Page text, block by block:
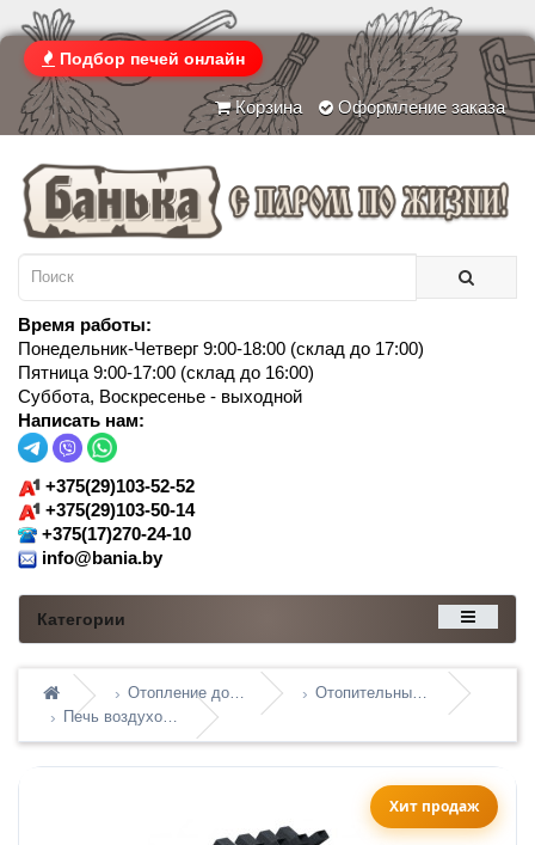
Подбор печей онлайн
Корзина Оформление заказа
Время работы:
Понедельник-Четверг 9:00-18:00 (склад до 17:00)
Пятница 9:00-17:00 (склад до 16:00)
Суббота, Воскресенье - выходной
Написать нам:
+375(29)103-52-52
+375(29)103-50-14
+375(17)270-24-10
info@bania.by
Категории
Хит продаж